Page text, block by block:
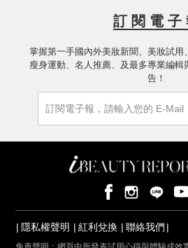
訂 閱 電 子
掌握第一手國內外美妝新聞、美妝試用
瘦身運動、名人推薦、及最多專業編輯
告！
隱私權聲明 紅利兌換 聯絡我們